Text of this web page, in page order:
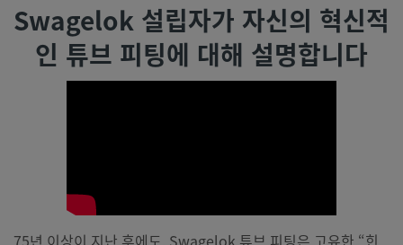
Swagelok 설립자가 자신의 혁신적
인 튜브 피팅에 대해 설명합니다
75년 이상이 지난 후에도, Swagelok 튜브 피팅은 고유한 “힌